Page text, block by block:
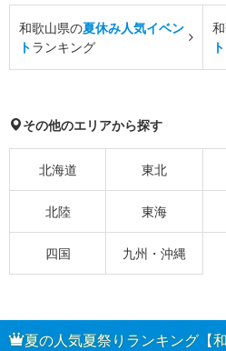
和歌山県の夏休み人気イベン
トランキング
ト
その他のエリアから探す
北海道 東北
北陸 東海
四国 九州・沖縄
夏の人気夏祭りランキング【和